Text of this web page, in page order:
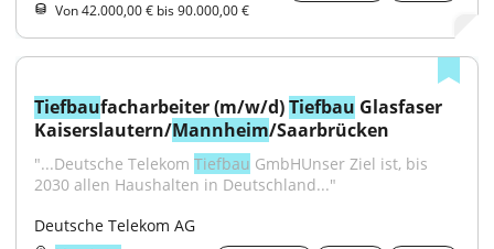
Von 42.000,00 € bis 90.000,00 €
Tiefbaufacharbeiter (m/w/d) Tiefbau Glasfaser
Kaiserslautern/Mannheim/Saarbrücken
"...Deutsche Telekom Tiefbau GmbHUnser Ziel ist, bis
2030 allen Haushalten in Deutschland..."
Deutsche Telekom AG